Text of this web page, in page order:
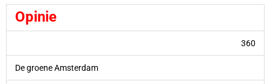
Opinie
360
De groene Amsterdam